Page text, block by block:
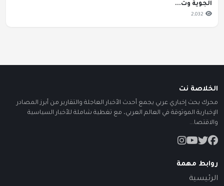
الجوية وت...
2,032
الخلاصة نت
محرك بحث إخباري عربي يجمع أحدث الأخبار العاجلة والتقارير من أبرز المصادر
الإخبارية الموثوقة في العالم العربي، مع تغطية شاملة للأخبار السياسية
والاقتصا...
روابط مهمة
الرئيسية